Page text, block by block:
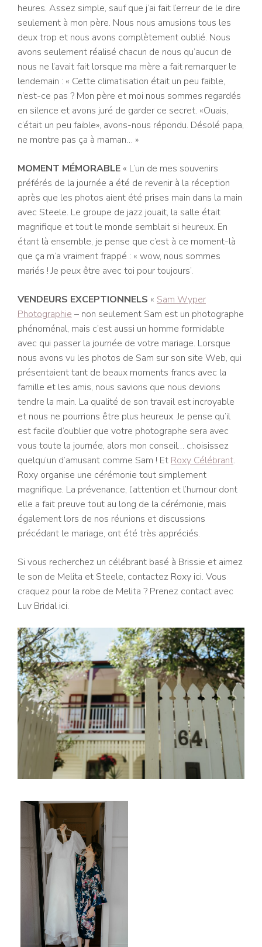
heures. Assez simple, sauf que j’ai fait l’erreur de le dire
seulement à mon père. Nous nous amusions tous les
deux trop et nous avons complètement oublié. Nous
avons seulement réalisé chacun de nous qu’aucun de
nous ne l’avait fait lorsque ma mère a fait remarquer le
lendemain : « Cette climatisation était un peu faible,
n’est-ce pas ? Mon père et moi nous sommes regardés
en silence et avons juré de garder ce secret. «Ouais,
c’était un peu faible», avons-nous répondu. Désolé papa,
ne montre pas ça à maman… »
MOMENT MÉMORABLE « L’un de mes souvenirs
préférés de la journée a été de revenir à la réception
après que les photos aient été prises main dans la main
avec Steele. Le groupe de jazz jouait, la salle était
magnifique et tout le monde semblait si heureux. En
étant là ensemble, je pense que c’est à ce moment-là
que ça m’a vraiment frappé : « wow, nous sommes
mariés ! Je peux être avec toi pour toujours’.
VENDEURS EXCEPTIONNELS « Sam Wyper
Photographie – non seulement Sam est un photographe
phénoménal, mais c’est aussi un homme formidable
avec qui passer la journée de votre mariage. Lorsque
nous avons vu les photos de Sam sur son site Web, qui
présentaient tant de beaux moments francs avec la
famille et les amis, nous savions que nous devions
tendre la main. La qualité de son travail est incroyable
et nous ne pourrions être plus heureux. Je pense qu’il
est facile d’oublier que votre photographe sera avec
vous toute la journée, alors mon conseil… choisissez
quelqu’un d’amusant comme Sam ! Et Roxy Célébrant.
Roxy organise une cérémonie tout simplement
magnifique. La prévenance, l’attention et l’humour dont
elle a fait preuve tout au long de la cérémonie, mais
également lors de nos réunions et discussions
précédant le mariage, ont été très appréciés.
Si vous recherchez un célébrant basé à Brissie et aimez
le son de Melita et Steele, contactez Roxy ici. Vous
craquez pour la robe de Melita ? Prenez contact avec
Luv Bridal ici.